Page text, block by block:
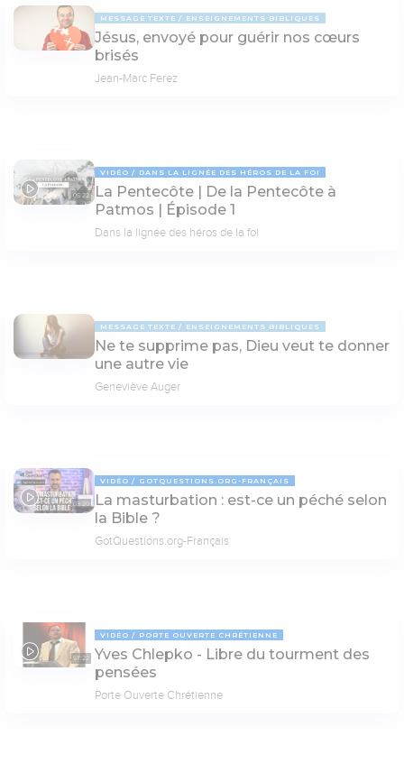
MESSAGE TEXTE ENSEIGNEMENTS BIBLIQUES
Jésus, envoyé pour guérir nos cœurs
brisés
Jean-Marc Ferez
05:22
VIDÉO DANS LA LIGNÉE DES HÉROS DE LA FOI
La Pentecôte | De la Pentecôte à
Patmos | Épisode 1
Dans la lignée des héros de la foi
MESSAGE TEXTE ENSEIGNEMENTS BIBLIQUES
Ne te supprime pas, Dieu veut te donner
une autre vie
Geneviève Auger
03:20
VIDÉO GOTQUESTIONS.ORG-FRANÇAIS
La masturbation : est-ce un péché selon
la Bible ?
GotQuestions.org-Français
57:22
VIDÉO PORTE OUVERTE CHRÉTIENNE
Yves Chlepko - Libre du tourment des
pensées
Porte Ouverte Chrétienne